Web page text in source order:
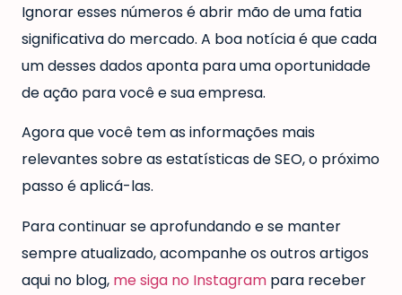
Ignorar esses números é abrir mão de uma fatia
significativa do mercado. A boa notícia é que cada
um desses dados aponta para uma oportunidade
de ação para você e sua empresa.
Agora que você tem as informações mais
relevantes sobre as estatísticas de SEO, o próximo
passo é aplicá-las.
Para continuar se aprofundando e se manter
sempre atualizado, acompanhe os outros artigos
aqui no blog, me siga no Instagram para receber